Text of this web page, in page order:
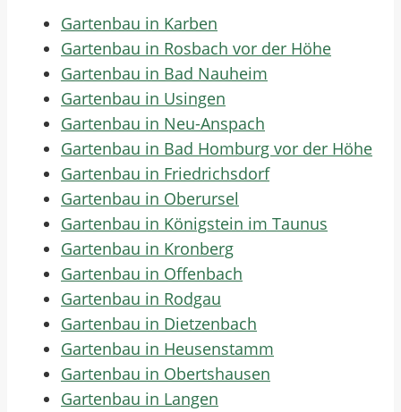
Gartenbau in Karben
Gartenbau in Rosbach vor der Höhe
Gartenbau in Bad Nauheim
Gartenbau in Usingen
Gartenbau in Neu-Anspach
Gartenbau in Bad Homburg vor der Höhe
Gartenbau in Friedrichsdorf
Gartenbau in Oberursel
Gartenbau in Königstein im Taunus
Gartenbau in Kronberg
Gartenbau in Offenbach
Gartenbau in Rodgau
Gartenbau in Dietzenbach
Gartenbau in Heusenstamm
Gartenbau in Obertshausen
Gartenbau in Langen